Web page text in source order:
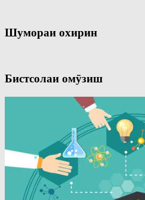
Шумораи охирин
Бистсолаи омӯзиш